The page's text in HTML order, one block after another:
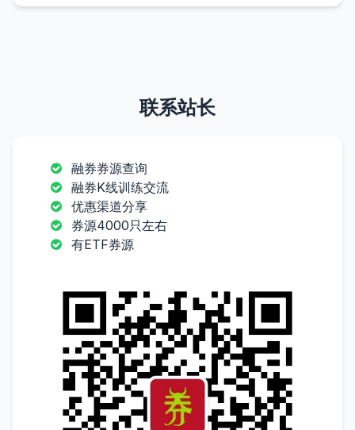
联系站长
融券券源查询
融券K线训练交流
优惠渠道分享
券源4000只左右
有ETF券源